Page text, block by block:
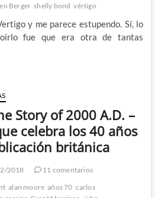
Berger shelly bond vértigo
y me parece estupendo. Sí, lo
fue que era otra de tantas
Story of 2000 A.D. –
celebra los 40 años
británica
2018
11 comentarios
alan moore años 70 carlos